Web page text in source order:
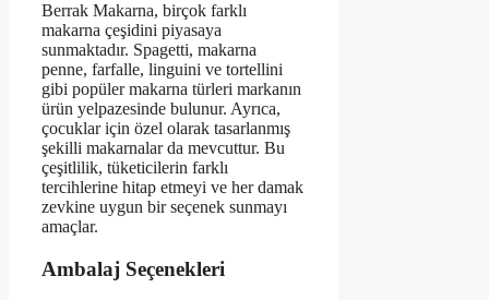
Berrak Makarna, birçok farklı
makarna çeşidini piyasaya
sunmaktadır. Spagetti, makarna
penne, farfalle, linguini ve tortellini
gibi popüler makarna türleri markanın
ürün yelpazesinde bulunur. Ayrıca,
çocuklar için özel olarak tasarlanmış
şekilli makarnalar da mevcuttur. Bu
çeşitlilik, tüketicilerin farklı
tercihlerine hitap etmeyi ve her damak
zevkine uygun bir seçenek sunmayı
amaçlar.
Ambalaj Seçenekleri